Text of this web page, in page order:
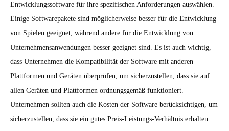
Entwicklungssoftware für ihre spezifischen Anforderungen auswählen.
Einige Softwarepakete sind möglicherweise besser für die Entwicklung
von Spielen geeignet, während andere für die Entwicklung von
Unternehmensanwendungen besser geeignet sind. Es ist auch wichtig,
dass Unternehmen die Kompatibilität der Software mit anderen
Plattformen und Geräten überprüfen, um sicherzustellen, dass sie auf
allen Geräten und Plattformen ordnungsgemäß funktioniert.
Unternehmen sollten auch die Kosten der Software berücksichtigen, um
sicherzustellen, dass sie ein gutes Preis-Leistungs-Verhältnis erhalten.